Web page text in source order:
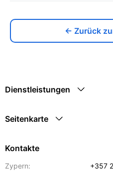
← Zurück
Dienstleistungen
Seitenkarte
Kontakte
Zypern:
+357